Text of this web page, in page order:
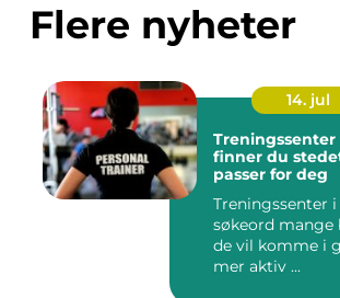
Flere nyheter
14. jul
Treningssenter
finner du
passer for deg
Treningssenter
søkeord mange
de vil komme i
mer aktiv ...